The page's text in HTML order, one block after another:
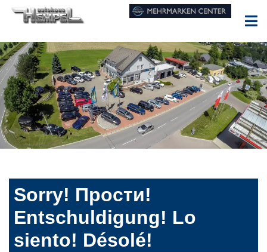
Sorry! Прости!
Entschuldigung! Lo
siento! Désolé!